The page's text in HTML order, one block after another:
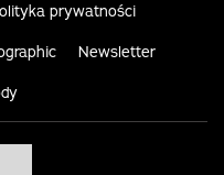
prywatności
Newsletter